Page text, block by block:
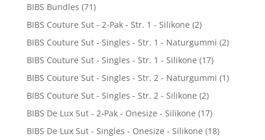
BIBS Bundles (71)
BIBS Couture Sut - 2-Pak - Str. 1 - Silikone (2)
BIBS Couture Sut - Singles - Str. 1 - Naturgummi (2)
BIBS Couture Sut - Singles - Str. 1 - Silikone (17)
BIBS Couture Sut - Singles - Str. 2 - Naturgummi (1)
BIBS Couture Sut - Singles - Str. 2 - Silikone (2)
BIBS De Lux Sut - 2-Pak - Onesize - Silikone (17)
BIBS De Lux Sut - Singles - Onesize - Silikone (18)